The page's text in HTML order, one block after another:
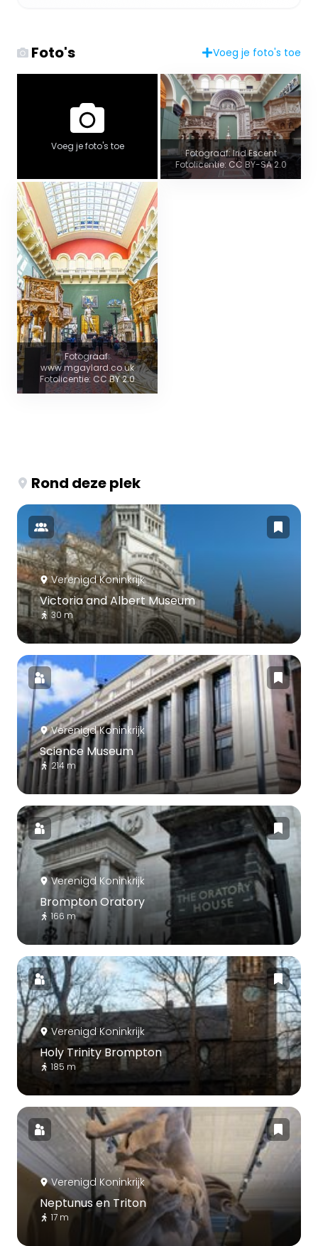
Foto's Voeg je foto's toe
Voeg je foto's toe
Fotograaf: Irid Escent
Fotolicentie: CC BY-SA 2.0
Fotograaf:
www.mgaylard.co.uk
Fotolicentie: CC BY 2.0
Rond deze plek
Verenigd Koninkrijk
Victoria and Albert Museum
30 m
Verenigd Koninkrijk
Science Museum
214 m
Verenigd Koninkrijk
Brompton Oratory
166 m
Verenigd Koninkrijk
Holy Trinity Brompton
185 m
Verenigd Koninkrijk
Neptunus en Triton
17 m